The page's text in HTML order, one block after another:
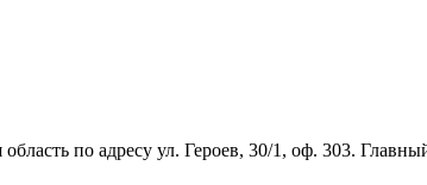
по адресу ул. Героев, 30/1, оф. 303.